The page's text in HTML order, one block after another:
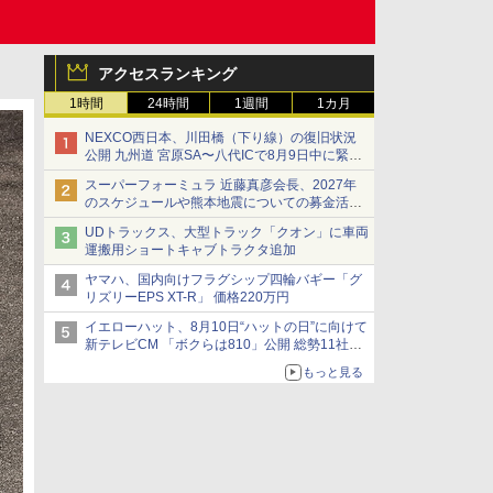
アクセスランキング
1時間 24時間 1週間 1カ月
NEXCO西日本、川田橋（下り線）の復旧状況
公開 九州道 宮原SA〜八代ICで8月9日中に緊急
車両を通行可能に
スーパーフォーミュラ 近藤真彦会長、2027年
のスケジュールや熊本地震についての募金活動
を紹介
UDトラックス、大型トラック「クオン」に車両
運搬用ショートキャブトラクタ追加
ヤマハ、国内向けフラグシップ四輪バギー「グ
リズリーEPS XT-R」 価格220万円
イエローハット、8月10日“ハットの日”に向けて
新テレビCM 「ボクらは810」公開 総勢11社
もっと見る